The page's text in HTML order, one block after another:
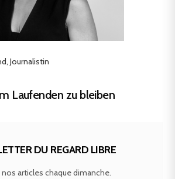
Journalistin
Laufenden zu bleiben
DU REGARD LIBRE
nos articles chaque dimanche.